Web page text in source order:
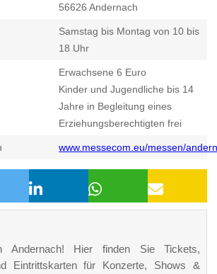
56626 Andernach
Samstag bis Montag von 10 bis
18 Uhr
Erwachsene 6 Euro
Kinder und Jugendliche bis 14
Jahre in Begleitung eines
Erziehungsberechtigten frei
www.messecom.eu/messen/
Andernach! Hier finden Sie Tickets,
Eintrittskarten für Konzerte, Shows &